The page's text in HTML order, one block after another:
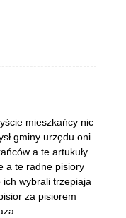
mieszkańcy nic
gminy urzędu oni
a te artukuły
a te radne pisiory
wybrali trzepiaja
za pisiorem